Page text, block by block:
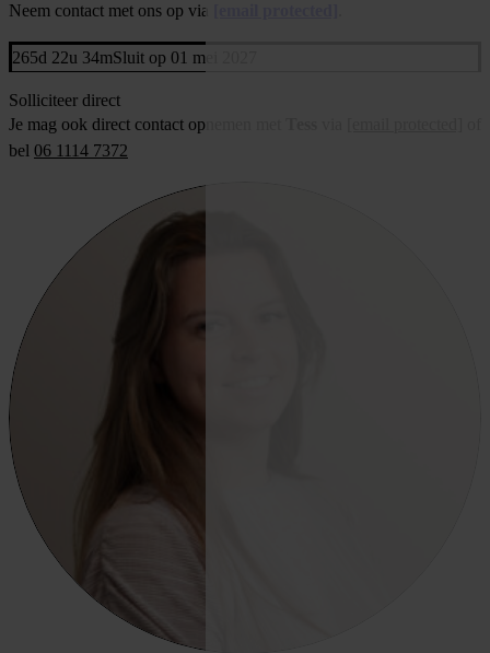
Neem contact met ons op via
265d 22u 34mSluit op 01 mei 2027
Solliciteer direct
Je mag ook direct contact opnemen met
bel 06 1114 7372